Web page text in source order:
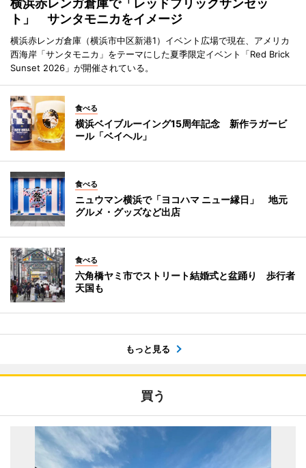
横浜赤レンガ倉庫で「レッドブリックサンセッ
ト」 サンタモニカをイメージ
横浜赤レンガ倉庫（横浜市中区新港1）イベント広場で現在、アメリカ
西海岸「サンタモニカ」をテーマにした夏季限定イベント「Red Brick
Sunset 2026」が開催されている。
食べる
横浜ベイブルーイング15周年記念 新作ラガービ
ール「ベイヘル」
食べる
ニュウマン横浜で「ヨコハマ ニュー縁日」 地元
グルメ・グッズなど出店
食べる
六角橋ヤミ市でストリート結婚式と盆踊り 歩行者
天国も
もっと見る
買う